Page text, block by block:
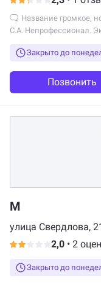
С.А. Непрофессионал.
разбирается, а туда
Закрыто до
Позвонить
М
улица Свердлова,
2,0 • 2
Закрыто до